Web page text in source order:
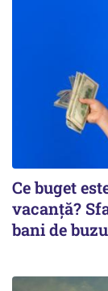
Ce buget
vacanță?
bani de